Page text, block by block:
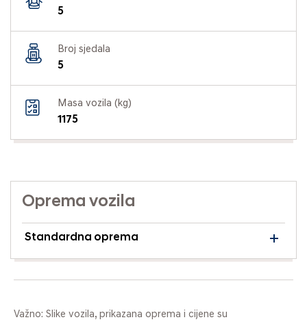
5
Broj sjedala
5
Masa vozila (kg)
1175
Oprema vozila
Standardna oprema
Važno: Slike vozila, prikazana oprema i cijene su